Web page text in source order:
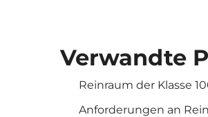
Verwandte
Reinraum der Klasse
Anforderungen an